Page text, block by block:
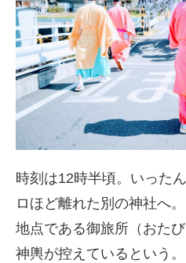
時刻は12時半頃。いった
ロほど離れた別の神社へ
地点である御旅所（おた
神輿が控えているという。